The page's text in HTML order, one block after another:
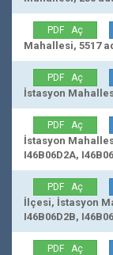
PDF Aç
Mahallesi, 5517
PDF Aç
İstasyon
PDF Aç
İstasyon
I46B06D2A,
PDF Aç
İlçesi, İstasyon
I46B06D2B,
PDF Aç